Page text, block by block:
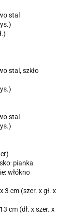
stal
stal, szkło
stal
pianka
włókno
3 cm (szer. x gł. x
cm (dł. x szer. x